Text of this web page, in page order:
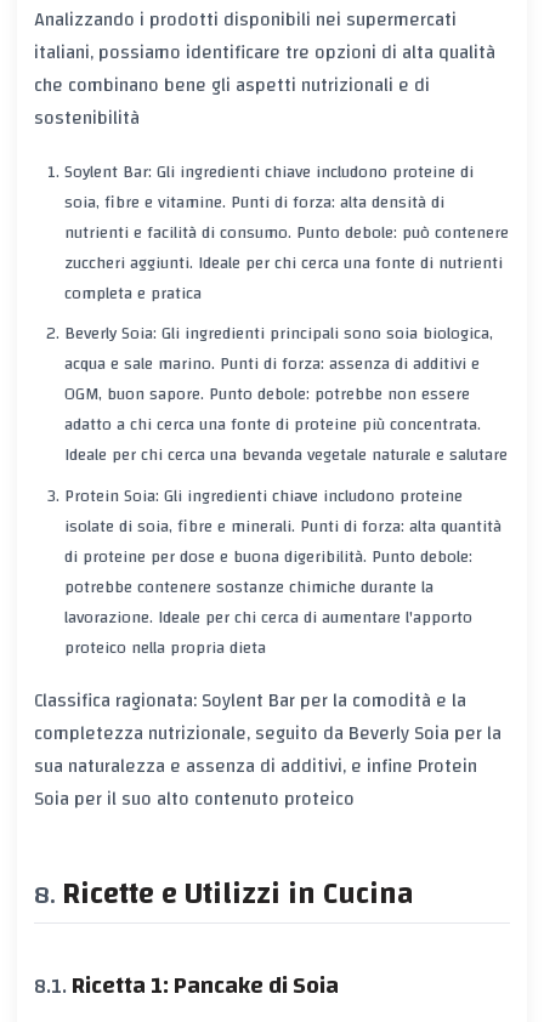
Analizzando i prodotti disponibili nei supermercati
italiani, possiamo identificare tre opzioni di alta qualità
che combinano bene gli aspetti nutrizionali e di
sostenibilità
Soylent Bar: Gli ingredienti chiave includono proteine di
soia, fibre e vitamine. Punti di forza: alta densità di
nutrienti e facilità di consumo. Punto debole: può contenere
zuccheri aggiunti. Ideale per chi cerca una fonte di nutrienti
completa e pratica
Beverly Soia: Gli ingredienti principali sono soia biologica,
acqua e sale marino. Punti di forza: assenza di additivi e
OGM, buon sapore. Punto debole: potrebbe non essere
adatto a chi cerca una fonte di proteine più concentrata.
Ideale per chi cerca una bevanda vegetale naturale e salutare
Protein Soia: Gli ingredienti chiave includono proteine
isolate di soia, fibre e minerali. Punti di forza: alta quantità
di proteine per dose e buona digeribilità. Punto debole:
potrebbe contenere sostanze chimiche durante la
lavorazione. Ideale per chi cerca di aumentare l'apporto
proteico nella propria dieta
Classifica ragionata: Soylent Bar per la comodità e la
completezza nutrizionale, seguito da Beverly Soia per la
sua naturalezza e assenza di additivi, e infine Protein
Soia per il suo alto contenuto proteico
Ricette e Utilizzi in Cucina
Ricetta 1: Pancake di Soia